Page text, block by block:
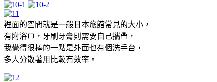
裡面的空間就是一般日本旅館常見的大小，
有附浴巾，牙刷牙膏則需要自己攜帶，
我覺得很棒的一點是外面也有個洗手台，
多人分散著用比較有效率。